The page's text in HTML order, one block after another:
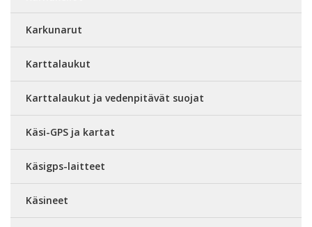
Karkunarut
Karttalaukut
Karttalaukut ja vedenpitävät suojat
Käsi-GPS ja kartat
Käsigps-laitteet
Käsineet